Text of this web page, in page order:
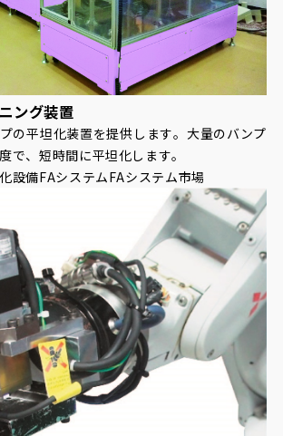
ング装置
の平坦化装置を提供します。大量のバンプ
で、短時間に平坦化します。
設備FAシステムFAシステム市場